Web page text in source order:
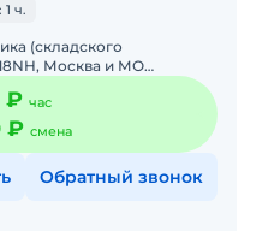
ч.
(складского
Москва и МО
современной
о
₽ час
₽ смена
Обратный звонок